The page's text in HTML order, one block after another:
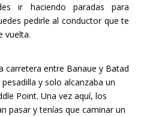
ir haciendo paradas para
pedirle al conductor que te
vuelta.
carretera entre Banaue y Batad
y solo alcanzaba un
Point. Una vez aquí, los
pasar y tenías que caminar un